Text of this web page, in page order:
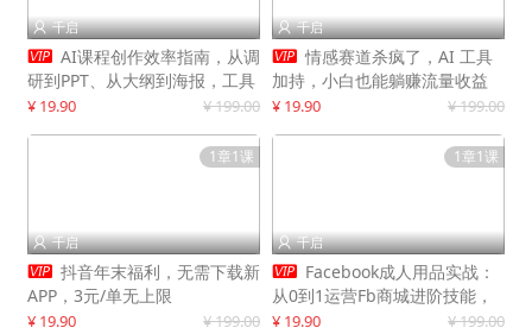
 千启
 AI课程创作效率指南，从调
研到PPT、从大纲到海报，工具
赋能，打造可持续变现产品线
¥ 19.90 ¥ 199.00
 千启
 情感赛道杀疯了，AI 工具
加持，小白也能躺赚流量收益
¥ 19.90 ¥ 199.00
1章1课
 千启
 抖音年末福利，无需下载新
APP，3元/单无上限
¥ 19.90 ¥ 199.00
1章1课
 千启
 Facebook成人用品实战：
从0到1运营Fb商城进阶技能，
快速提升订单转化与店铺收益
¥ 19.90 ¥ 199.00